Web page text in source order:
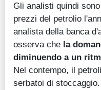
Gli analisti quindi
prezzi del petrolio
analista della banca
osserva che la
diminuendo a un
Nel contempo, il
serbatoi di